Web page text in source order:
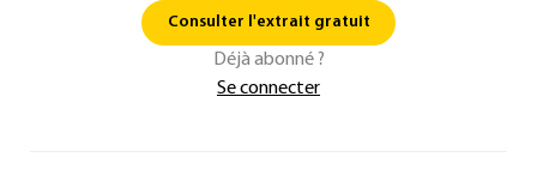
Consulter l'extrait gratuit
Déjà abonné ?
Se connecter